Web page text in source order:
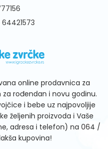
online prodavnica za
rođendan i novu godinu.
i bebe uz najpovoljije
željenih proizvoda i Vaše
adresa i telefon) na 064 /
kupovina!